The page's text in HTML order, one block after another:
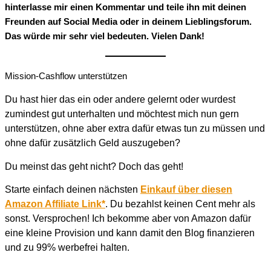
hinterlasse mir einen Kommentar und teile ihn mit deinen
Freunden auf Social Media oder in deinem Lieblingsforum.
Das würde mir sehr viel bedeuten. Vielen Dank!
Mission-Cashflow unterstützen
Du hast hier das ein oder andere gelernt oder wurdest
zumindest gut unterhalten und möchtest mich nun gern
unterstützen, ohne aber extra dafür etwas tun zu müssen und
ohne dafür zusätzlich Geld auszugeben?
Du meinst das geht nicht? Doch das geht!
Starte einfach deinen nächsten Einkauf über diesen
Amazon Affiliate Link*. Du bezahlst keinen Cent mehr als
sonst. Versprochen! Ich bekomme aber von Amazon dafür
eine kleine Provision und kann damit den Blog finanzieren
und zu 99% werbefrei halten.